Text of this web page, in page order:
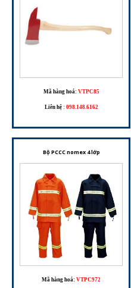
Mã hàng hoá: VTPC85
Liên hệ : 098.148.6162
Bộ PCCC nomex 4 lớp
Mã hàng hoá: VTPC972